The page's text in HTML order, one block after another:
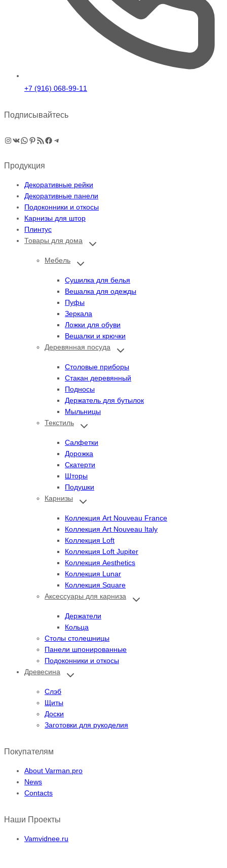
+7 (916) 068-99-11
Подписывайтесь
Instagram
ВКонтакте
WhatsApp
Pinterest
RSS-рассылка
Facebook
Telegram
Продукция
Декоративные рейки
Декоративные панели
Подоконники и откосы
Карнизы для штор
Плинтус
Товары для дома
Переключить
дочернее
Мебель
Переключить
дочернее
Сушилка для белья
Вешалка для одежды
Пуфы
Зеркала
Ложки для обуви
Вешалки и крючки
Деревянная посуда
Переключить
дочернее
Столовые приборы
Стакан деревянный
Подносы
Держатель для бутылок
Мыльницы
Текстиль
Переключить
дочернее
Салфетки
Дорожка
Скатерти
Шторы
Подушки
Карнизы
Переключить
дочернее
Коллекция Art Nouveau France
Коллекция Art Nouveau Italy
Коллекция Loft
Коллекция Loft Jupiter
Коллекция Aesthetics
Коллекция Lunar
Коллекция Square
Аксессуары для карниза
Переключить
дочернее
Держатели
Кольца
Столы столешницы
Панели шпонированные
Подоконники и откосы
Древесина
Переключить
дочернее
Слэб
Щиты
Доски
Заготовки для рукоделия
Покупателям
About Varman.pro
News
Contacts
Наши Проекты
Vamvidnee.ru